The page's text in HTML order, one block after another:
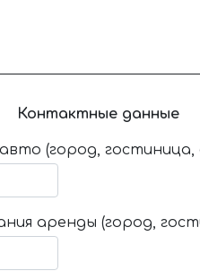
Контактные данные
(город,
аренды (город,